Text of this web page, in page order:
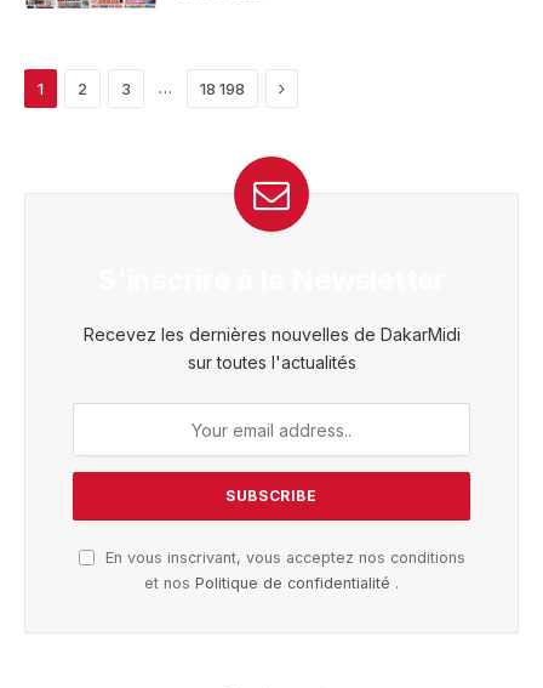
1 2 3 … 18 198 Next
Recevez les dernières nouvelles de DakarMidi
sur toutes l'actualités
En vous inscrivant, vous acceptez nos conditions
et nos Politique de confidentialité .